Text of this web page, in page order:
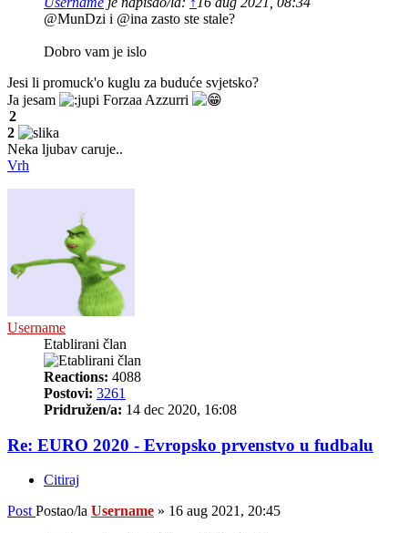
@MunDzi i @ina zasto ste stale?
Dobro vam je islo
Jesi li promuck'o kuglu za buduće svjetsko?
Ja jesam
Forzaa Azzurri
2
2
Neka ljubav caruje..
Vrh
Username
Etablirani član
Reactions: 4088
Postovi: 3261
Pridružen/a: 14 dec 2020, 16:08
Re: EURO 2020 - Evropsko prvenstvo u fudbalu
Citiraj
Post Postao/la Username » 16 aug 2021, 20:45